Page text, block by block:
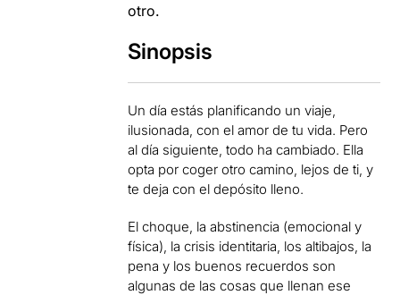
otro.
Sinopsis
Un día estás planificando un viaje,
ilusionada, con el amor de tu vida. Pero
al día siguiente, todo ha cambiado. Ella
opta por coger otro camino, lejos de ti, y
te deja con el depósito lleno.
El choque, la abstinencia (emocional y
física), la crisis identitaria, los altibajos, la
pena y los buenos recuerdos son
algunas de las cosas que llenan ese